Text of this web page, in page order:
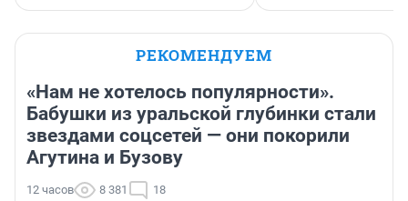
РЕКОМЕНДУЕМ
«Нам не хотелось популярности».
Бабушки из уральской глубинки стали
звездами соцсетей — они покорили
Агутина и Бузову
12 часов 8 381 18